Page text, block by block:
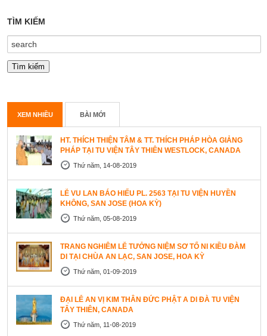
TÌM KIẾM
XEM NHIỀU BÀI MỚI
HT. THÍCH THIỆN TÂM & TT. THÍCH PHÁP HÒA GIẢNG
PHÁP TẠI TU VIỆN TÂY THIÊN WESTLOCK, CANADA
Thứ năm, 14-08-2019
LỄ VU LAN BÁO HIẾU PL. 2563 TẠI TU VIỆN HUYỀN
KHÔNG, SAN JOSE (HOA KỲ)
Thứ năm, 05-08-2019
TRANG NGHIÊM LỄ TƯỞNG NIỆM SƠ TỔ NI KIỀU ĐÀM
DI TẠI CHÙA AN LẠC, SAN JOSE, HOA KỲ
Thứ năm, 01-09-2019
ĐẠI LỄ AN VỊ KIM THÂN ĐỨC PHẬT A DI ĐÀ TU VIỆN
TÂY THIÊN, CANADA
Thứ năm, 11-08-2019